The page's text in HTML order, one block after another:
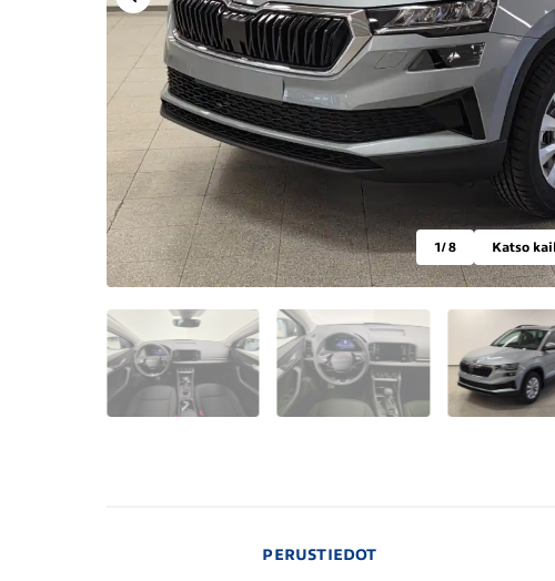
1/ 8 Katso
PERUSTIEDOT